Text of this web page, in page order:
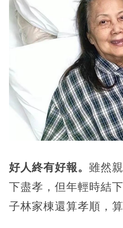
好人終有好報。 雖然
下盡孝，但年輕時結
子林家棟還算孝順，